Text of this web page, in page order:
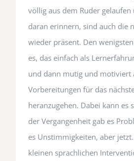
völlig aus dem Ruder gelaufen
daran erinnern, sind auch die
wieder präsent. Den
es, das einfach als
und dann mutig und motiviert
Vorbereitungen für das
heranzugehen. Dabei kann es
der Vergangenheit gab es
es Unstimmigkeiten, aber
kleinen sprachlichen